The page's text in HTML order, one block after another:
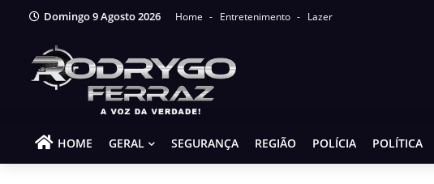
Domingo 9 Agosto 2026 Home Entretenimento Lazer
HOME GERAL SEGURANÇA REGIÃO POLÍCIA POLÍTICA